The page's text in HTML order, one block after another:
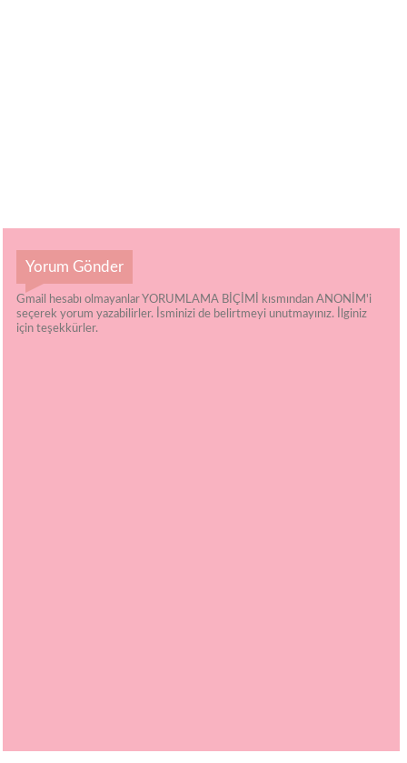
Yorum Gönder
Gmail hesabı olmayanlar YORUMLAMA BİÇİMİ kısmından ANONİM'i
seçerek yorum yazabilirler. İsminizi de belirtmeyi unutmayınız. İlginiz
için teşekkürler.